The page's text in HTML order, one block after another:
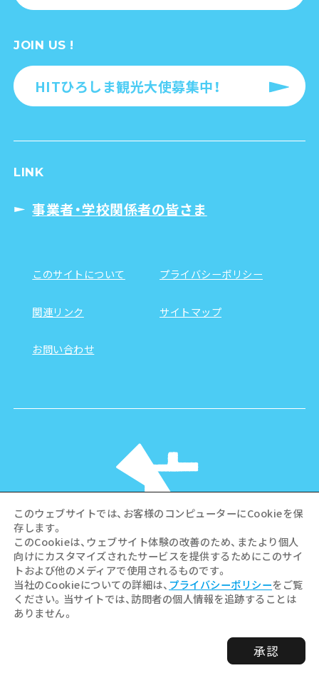
JOIN US !
HITひろしま観光大使募集中！
LINK
事業者・学校関係者の皆さま
このサイトについて プライバシーポリシー
関連リンク サイトマップ
お問い合わせ
©Hiroshima Tourism Association /
Hiroshima Prefecture / Hiroshima City .
All rights reserved
このウェブサイトでは、お客様のコンピューターにCookieを保
存します。
このCookieは、ウェブサイト体験の改善のため、またより個人
向けにカスタマイズされたサービスを提供するためにこのサイ
トおよび他のメディアで使用されるものです。
当社のCookieについての詳細は、 プライバシーポリシーをご覧
ください。当サイトでは、訪問者の個人情報を追跡することは
ありません。
承認